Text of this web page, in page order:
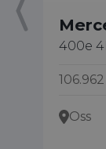
400e
Oss